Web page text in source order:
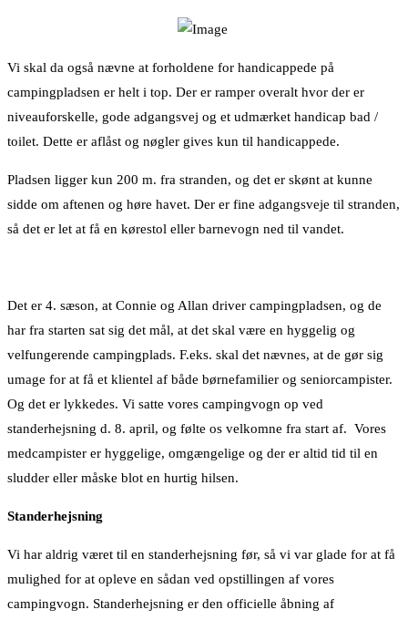
Vi skal da også nævne at forholdene for handicappede på
campingpladsen er helt i top. Der er ramper overalt hvor der er
niveauforskelle, gode adgangsvej og et udmærket handicap bad /
toilet. Dette er aflåst og nøgler gives kun til handicappede.
Pladsen ligger kun 200 m. fra stranden, og det er skønt at kunne
sidde om aftenen og høre havet. Der er fine adgangsveje til stranden,
så det er let at få en kørestol eller barnevogn ned til vandet.
Det er 4. sæson, at Connie og Allan driver campingpladsen, og de
har fra starten sat sig det mål, at det skal være en hyggelig og
velfungerende campingplads. F.eks. skal det nævnes, at de gør sig
umage for at få et klientel af både børnefamilier og seniorcampister.
Og det er lykkedes. Vi satte vores campingvogn op ved
standerhejsning d. 8. april, og følte os velkomne fra start af. Vores
medcampister er hyggelige, omgængelige og der er altid tid til en
sludder eller måske blot en hurtig hilsen.
Standerhejsning
Vi har aldrig været til en standerhejsning før, så vi var glade for at få
mulighed for at opleve en sådan ved opstillingen af vores
campingvogn. Standerhejsning er den officielle åbning af